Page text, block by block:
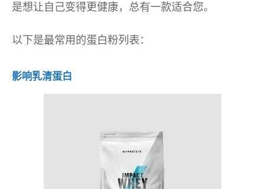
是想让自己变得更健康，总有一款适合您。
以下是最常用的蛋白粉列表：
影响乳清蛋白